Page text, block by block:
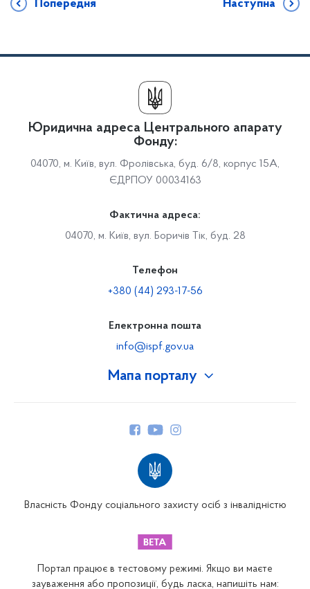
Попередня Наступна
Мапа порталу
Закарпатське відділення
Юридична адреса Центрального апарату
Фонду:
04070, м. Київ, вул. Фролівська, буд. 6/8, корпус 15А,
ЄДРПОУ 00034163
Фактична адреса:
04070, м. Київ, вул. Боричів Тік, буд. 28
Телефон
+380 (44) 293-17-56
Електронна пошта
info@ispf.gov.ua
Власність Фонду соціального захисту осіб з інвалідністю
Портал працює в тестовому режимі. Якщо ви маєте
зауваження або пропозиції, будь ласка, напишіть нам: